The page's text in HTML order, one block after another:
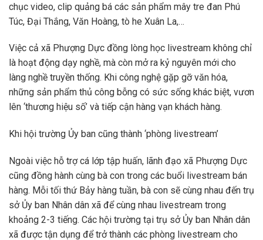
chục video, clip quảng bá các sản phẩm mây tre đan Phú
Túc, Đại Thắng, Văn Hoàng, tò he Xuân La,…
Việc cả xã Phượng Dực đồng lòng học livestream không chỉ
là hoạt động dạy nghề, mà còn mở ra kỷ nguyên mới cho
làng nghề truyền thống. Khi công nghệ gặp gỡ văn hóa,
những sản phẩm thủ công bỗng có sức sống khác biệt, vươn
lên ‘thương hiệu số’ và tiếp cận hàng vạn khách hàng.
Khi hội trường Ủy ban cũng thành ‘phòng livestream’
Ngoài việc hỗ trợ cá lớp tập huấn, lãnh đạo xã Phượng Dực
cũng đồng hành cùng bà con trong các buổi livestream bán
hàng. Mỗi tối thứ Bảy hàng tuần, bà con sẽ cùng nhau đến trụ
sở Ủy ban Nhân dân xã để cùng nhau livestream trong
khoảng 2-3 tiếng. Các hội trường tại trụ sở Ủy ban Nhân dân
xã được tận dụng để trở thành các phòng livestream cho